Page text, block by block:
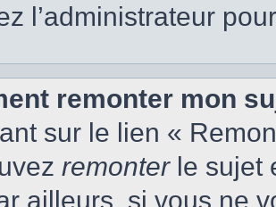
l’administrateur
remonter mon
sur le lien «
remonterle sujet
ailleurs, si vous ne